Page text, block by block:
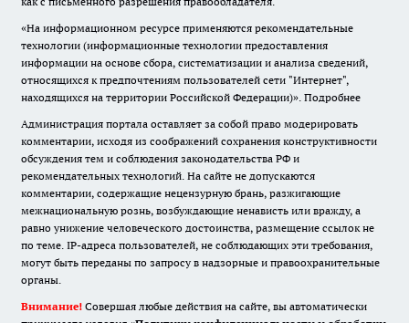
«На информационном ресурсе применяются рекомендательные
технологии (информационные технологии предоставления
информации на основе сбора, систематизации и анализа сведений,
относящихся к предпочтениям пользователей сети "Интернет",
находящихся на территории Российской Федерации)». Подробнее
Администрация портала оставляет за собой право модерировать
комментарии, исходя из соображений сохранения конструктивности
обсуждения тем и соблюдения законодательства РФ и
рекомендательных технологий. На сайте не допускаются
комментарии, содержащие нецензурную брань, разжигающие
межнациональную рознь, возбуждающие ненависть или вражду, а
равно унижение человеческого достоинства, размещение ссылок не
по теме. IP-адреса пользователей, не соблюдающих эти требования,
могут быть переданы по запросу в надзорные и правоохранительные
органы.
Внимание! Совершая любые действия на сайте, вы автоматически